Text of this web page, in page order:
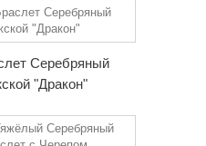
Серебряный
"Дракон"